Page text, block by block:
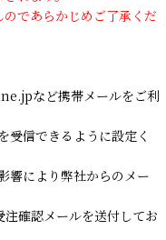
であらかじめご了承くだ
など携帯メールをご利
受信できるように設定く
響により弊社からのメー
確認メールを送付してお